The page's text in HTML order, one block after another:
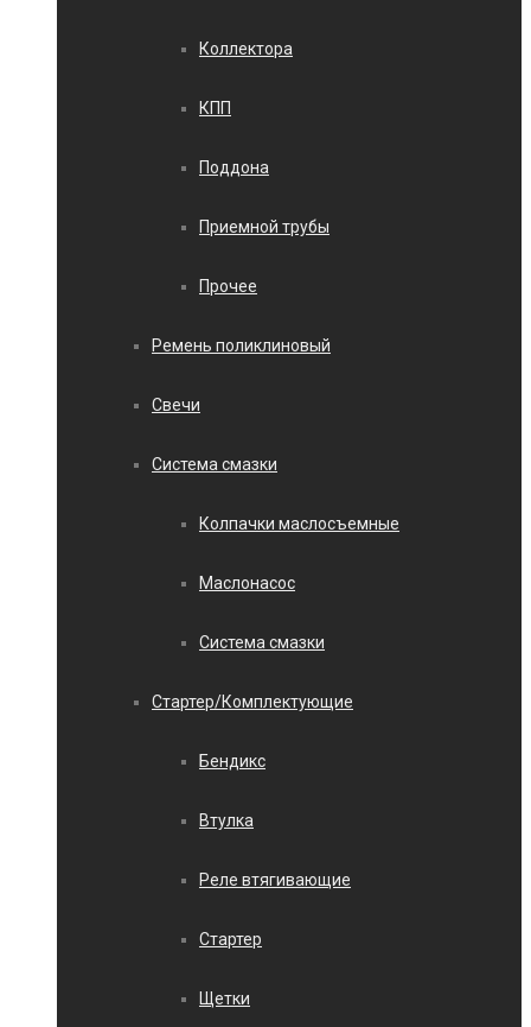
Коллектора
КПП
Поддона
Приемной трубы
Прочее
Ремень поликлиновый
Свечи
Система смазки
Колпачки маслосъемные
Маслонасос
Система смазки
Стартер/Комплектующие
Бендикс
Втулка
Реле втягивающие
Стартер
Щетки